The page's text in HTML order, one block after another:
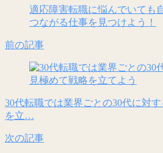
適応障害転職に悩んでいても
つながる仕事を見つけよう！
前の記事
30代転職では業界ごとの30代に対
を立…
次の記事